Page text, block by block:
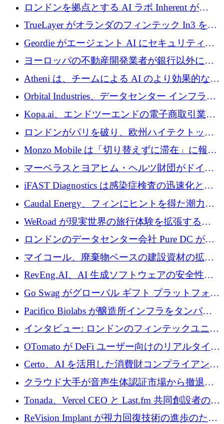
イナで最も急速に成長する市場の 1 つをどの
ように拡大したか
ロンドンを拠点とする AI ラボ Inherent が
5,000 万ドルの資金調達でステルスから浮上
TrueLayer がオランダのフィンテック In3 を買
収、チェックアウト時にクレジットを提供
Geordie がエージェント AI にセキュリティと
ガバナンスをもたらすために 3,000 万ドルを
ヨーロッパの不動産開発業者が銀行以外にも
目を向けているため、InRentoの資金調達額は
1億ユーロを突破
Atheni は、チームによる AI のより効果的な使
用を支援するために 35 万ポンドを確保
Orbital Industries、データセンター インフラス
トラクチャ システムの拡張に 5,000 万ドルを
確保
Kopa.ai、エンドツーエンドの電子商取引業務
用の AI エージェントを構築するために 200
万ユーロを調達
ロンドンがパリを破り、欧州ハイテクトップ
の座を奪還
Monzo Mobile は「切り替えずに滞在」に報酬
を与える
マーベラスとヨアヒム・ヘルツ財団がドイツ
の商業化ギャップを埋めるために2,000万ユー
ロのディープテック基金を立ち上げる
iFAST Diagnostics は感染症検査の迅速化と抗
菌薬耐性への取り組みに 500 万ポンドを寄付
Caudal Energy、フィンにヒントを得た潮力発
電技術の規模拡大に向けて 430 万ポンドを調
WeRoad が現実世界の旅行体験を拡張するた
めに 5,800 万ドルを獲得
ロンドンのデータセンター会社 Pure DC が欧
州と中東の拡張に 27 億ドルを確保
マイコール、廃棄物ベースの建設資材の拡大
に400万ポンドを投資
RevEng.AI、AI 生成ソフトウェアの安全性を
確保するために 1,500 万ドルを調達
Go Swag がグローバル ギフト プラットフォー
ムを拡大するために 500 万ドルを調達
Pacifico Biolabs が醸造所インフラをタンパク
質生産に転換するために 700 万ユーロを調達
インタビュー: ロンドンのフィンテックユニコ
ーン Tide の CEO、オリバー・プリル氏
OTomato が DeFi ユーザー向けのリアルタイム
インテリジェンス レイヤーを構築するために
Improbable から 200 万ドルを調達
Certo、AI を活用した消費財コンプライアンス
プラットフォームのために 400 万ドルを調達
クラウド大手が音声生体認証市場から撤退す
るなか、Voxmindが54万6,000ポンドのプレシ
ード資金を調達
Tonada、Vercel CEO と Last.fm 共同創設者の支
援を受けてステルス撤退
ReVision Implant が視力回復技術の進歩のため